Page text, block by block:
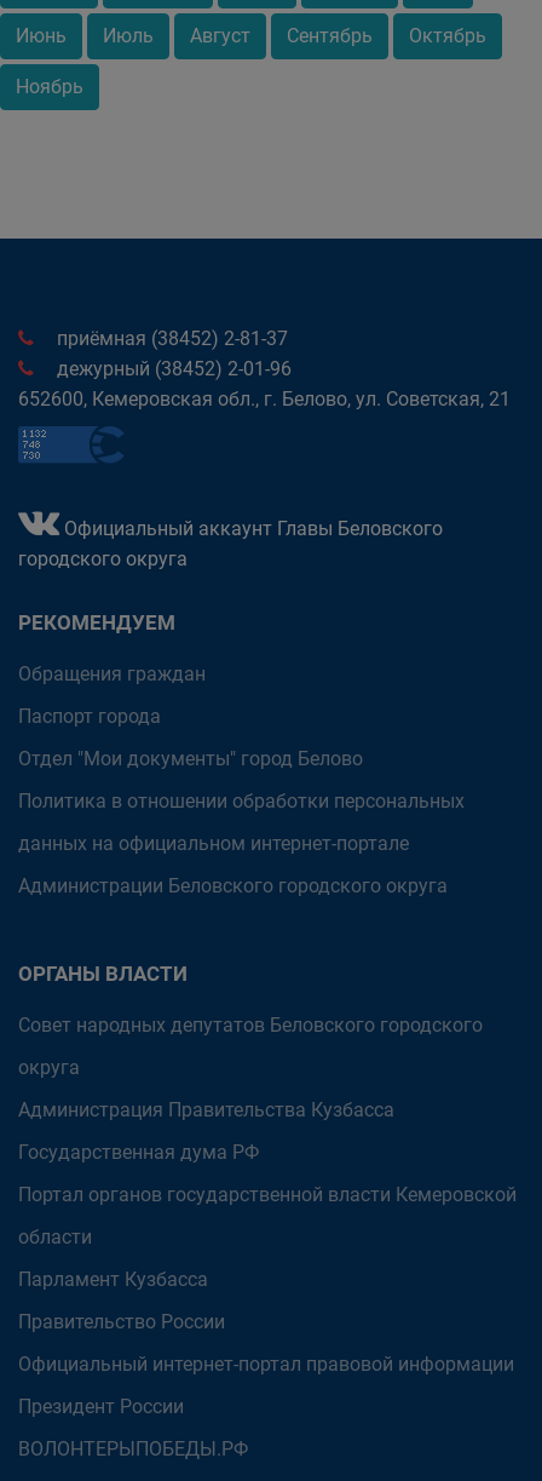
Июнь Июль Август Сентябрь Октябрь
Ноябрь
приёмная (38452) 2-81-37
дежурный (38452) 2-01-96
652600, Кемеровская обл., г. Белово, ул. Советская, 21
Официальный аккаунт Главы Беловского
городского округа
РЕКОМЕНДУЕМ
Обращения граждан
Паспорт города
Отдел "Мои документы" город Белово
Политика в отношении обработки персональных
данных на официальном интернет-портале
Администрации Беловского городского округа
ОРГАНЫ ВЛАСТИ
Совет народных депутатов Беловского городского
округа
Администрация Правительства Кузбасса
Государственная дума РФ
Портал органов государственной власти Кемеровской
области
Парламент Кузбасса
Правительство России
Официальный интернет-портал правовой информации
Президент России
ВОЛОНТЕРЫПОБЕДЫ.РФ